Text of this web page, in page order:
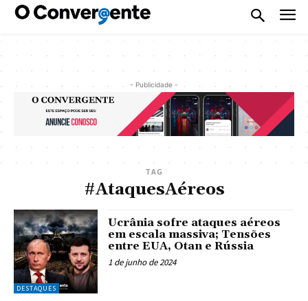
- Publicidade -
TAG
#AtaquesAéreos
DESTAQUES
Ucrânia sofre ataques aéreos
em escala massiva; Tensões
entre EUA, Otan e Rússia
1 de junho de 2024